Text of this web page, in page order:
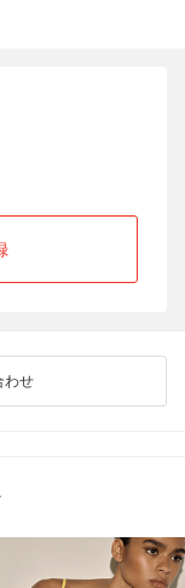
わせ